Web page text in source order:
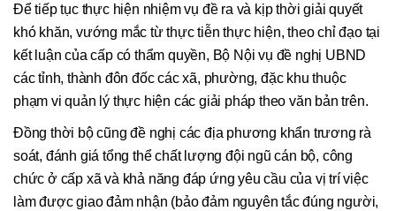
Để tiếp tục thực hiện nhiệm vụ đề ra và kịp thời giải quyết
khó khăn, vướng mắc từ thực tiễn thực hiện, theo chỉ đạo tại
kết luận của cấp có thẩm quyền, Bộ Nội vụ đề nghị UBND
các tỉnh, thành đôn đốc các xã, phường, đặc khu thuộc
phạm vi quản lý thực hiện các giải pháp theo văn bản trên.
Đồng thời bộ cũng đề nghị các địa phương khẩn trương rà
soát, đánh giá tổng thể chất lượng đội ngũ cán bộ, công
chức ở cấp xã và khả năng đáp ứng yêu cầu của vị trí việc
làm được giao đảm nhận (bảo đảm nguyên tắc đúng người,